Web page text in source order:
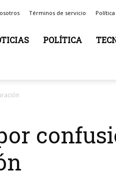
Términos de servicio
POLÍTICA